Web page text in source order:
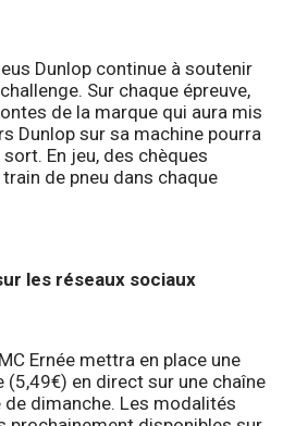
Dunlop continue à soutenir
Sur chaque épreuve,
de la marque qui aura mis
Dunlop sur sa machine pourra
En jeu, des chèques
de pneu dans chaque
les réseaux sociaux
Ernée mettra en place une
en direct sur une chaîne
de dimanche. Les modalités